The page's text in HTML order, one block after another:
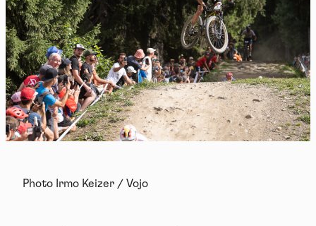
Photo Irmo Keizer / Vojo